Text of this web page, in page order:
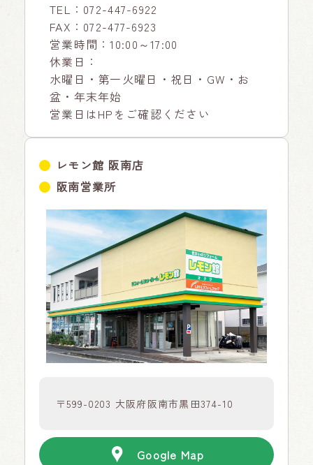
TEL： 072-447-6922
FAX：072-477-6923
営業時間：10:00～17:00
休業日：
水曜日・第一火曜日・祝日・GW・お
盆・年末年始
営業日はHPをご確認ください
レモン館 阪南店
阪南営業所
〒599-0203 大阪府阪南市黒田374-10
Google Map